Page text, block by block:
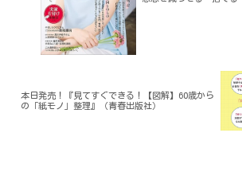
本日発売！『見てすぐできる！【図解】60歳から
の「紙モノ」整理』（青春出版社）